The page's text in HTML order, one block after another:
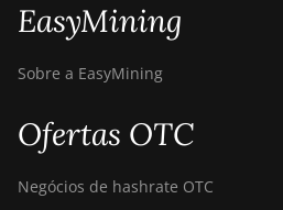
EasyMining
Sobre a EasyMining
Ofertas OTC
Negócios de hashrate OTC